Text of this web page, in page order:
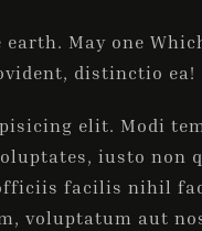
May one
distinctio ea!
elit. Modi
iusto non
facilis nihil
voluptatum aut